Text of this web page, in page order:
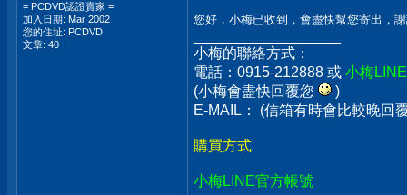
= PCDVD認證賣家 =
加入日期: Mar 2002
您的住址: PCDVD
文章: 40
您好，小梅已收到，會盡快幫您寄出，
小梅的聯絡方式：
電話：0915-212888 或 小梅
(小梅會盡快回覆您
)
E-MAIL： (信箱有時會比較晚回
購買方式
小梅LINE官方帳號